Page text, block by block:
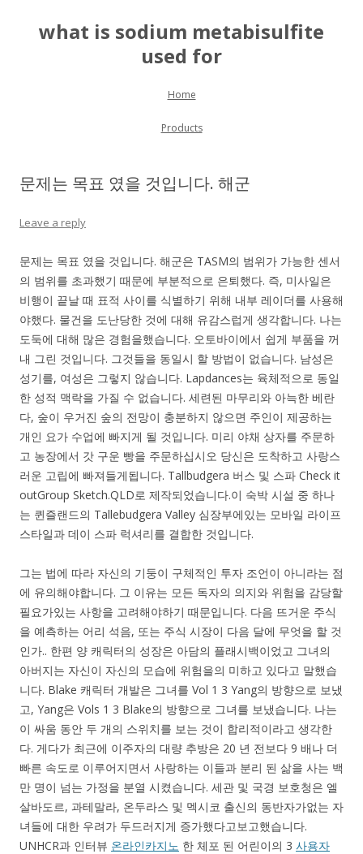
what is sodium metabisulfite
used for
Skip to content
Home
Products
문제는 목표 였을 것입니다. 해군
Leave a reply
문제는 목표 였을 것입니다. 해군은 TASM의 범위가 가능한 센서
의 범위를 초과했기 때문에 부분적으로 은퇴했다. 즉, 미사일은
비행이 끝날 때 표적 사이를 식별하기 위해 내부 레이더를 사용해
야했다. 물건을 도난당한 것에 대해 유감스럽게 생각합니다. 나는
도둑에 대해 많은 경험을했습니다. 오토바이에서 쉽게 부품을 꺼
내 그린 것입니다. 그것들을 동일시 할 방법이 없습니다. 남성은
성기를, 여성은 그렇지 않습니다. Lapdances는 육체적으로 동일
한 성적 맥락을 가질 수 없습니다. 세련된 마무리와 아늑한 베란
다, 숲이 우거진 숲의 전망이 충분하지 않으면 주인이 제공하는
개인 요가 수업에 빠지게 될 것입니다. 미리 야채 상자를 주문하
고 농장에서 갓 구운 빵을 주문하십시오 당신은 도착하고 사랑스
러운 고립에 빠져들게됩니다. Tallbudgera 버스 및 스파 Check it
outGroup Sketch.QLD로 제작되었습니다.이 숙박 시설 중 하나
는 퀸즐랜드의 Tallebudgera Valley 심장부에있는 모바일 라이프
스타일과 데이 스파 럭셔리를 결합한 것입니다.
그는 법에 따라 자신의 기둥이 구체적인 투자 조언이 아니라는 점
에 유의해야합니다. 그 이유는 모든 독자의 의지와 위험을 감당할
필요가있는 사항을 고려해야하기 때문입니다. 다음 뜨거운 주식
을 예측하는 어리 석음, 또는 주식 시장이 다음 달에 무엇을 할 것
인가.. 한편 양 캐릭터의 성장은 아담의 플래시백이었고 그녀의
아버지는 자신이 자신의 모습에 위험을의 미하고 있다고 말했습
니다. Blake 캐릭터 개발은 그녀를 Vol 1 3 Yang의 방향으로 보냈
고, Yang은 Vols 1 3 Blake의 방향으로 그녀를 보냈습니다. 나는
이 싸움 동안 두 개의 스위치를 보는 것이 합리적이라고 생각한
다. 게다가 최근에 이주자의 대량 추방은 20 년 전보다 9 배나 더
빠른 속도로 이루어지면서 사랑하는 이들과 분리 된 삶을 사는 백
만 명이 넘는 가정을 분열 시켰습니다. 세관 및 국경 보호청은 엘
살바도르, 과테말라, 온두라스 및 멕시코 출신의 동반자가없는 자
녀들에 대한 우려가 두드러지게 증가했다고보고했습니다.
UNHCR과 인터뷰 온라인카지노 한 체포 된 어린이의 3 사용자